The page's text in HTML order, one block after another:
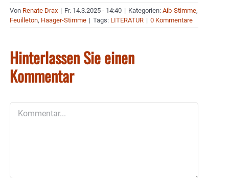
Von Renate Drax | Fr. 14.3.2025 - 14:40 | Kategorien: Aib-Stimme,
Feuilleton, Haager-Stimme | Tags: LITERATUR | 0 Kommentare
Hinterlassen Sie einen
Kommentar